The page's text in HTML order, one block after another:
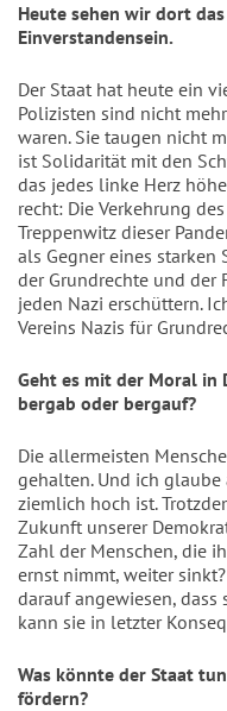
Heute sehen wir dort
Einverstandensein.
Der Staat hat heute ein
Polizisten sind nicht
waren. Sie taugen nicht
ist Solidarität mit den
das jedes linke Herz
recht: Die Verkehrung
Treppenwitz dieser
als Gegner eines starken
der Grundrechte und der
jeden Nazi erschüttern.
Vereins Nazis für
Geht es mit der Moral in
bergab oder bergauf?
Die allermeisten
gehalten. Und ich
ziemlich hoch ist.
Zukunft unserer
Zahl der Menschen, die
ernst nimmt, weiter
darauf angewiesen, dass
kann sie in letzter
Was könnte der Staat
fördern?